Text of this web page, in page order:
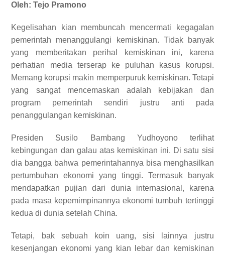
Oleh: Tejo Pramono
Kegelisahan kian membuncah mencermati kegagalan
pemerintah menanggulangi kemiskinan. Tidak banyak
yang memberitakan perihal kemiskinan ini, karena
perhatian media terserap ke puluhan kasus korupsi.
Memang korupsi makin memperpuruk kemiskinan. Tetapi
yang sangat mencemaskan adalah kebijakan dan
program pemerintah sendiri justru anti pada
penanggulangan kemiskinan.
Presiden Susilo Bambang Yudhoyono terlihat
kebingungan dan galau atas kemiskinan ini. Di satu sisi
dia bangga bahwa pemerintahannya bisa menghasilkan
pertumbuhan ekonomi yang tinggi. Termasuk banyak
mendapatkan pujian dari dunia internasional, karena
pada masa kepemimpinannya ekonomi tumbuh tertinggi
kedua di dunia setelah China.
Tetapi, bak sebuah koin uang, sisi lainnya justru
kesenjangan ekonomi yang kian lebar dan kemiskinan